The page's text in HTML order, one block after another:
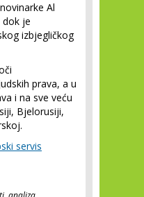
Al
dok je
izbjegličkog
prava, a u
i na sve veću
Bjelorusiji,
servis